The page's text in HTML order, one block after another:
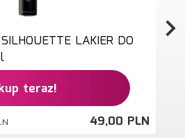
LAKIER DO
teraz!
49,00 PLN